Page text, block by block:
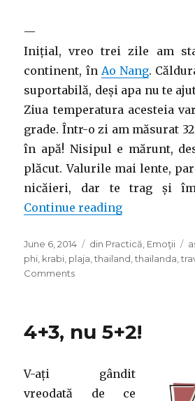
—
Inițial, vreo trei zile am
continent, în Ao Nang.
suportabilă, deși apa nu te
Ziua temperatura acesteia
grade. Într-o zi am măsurat
în apă! Nisipul e mărunt,
plăcut. Valurile mai lente,
nicăieri, dar te trag și
Continue reading“Thailanda –
Posted
on
June 6, 2014 Categories
din Practică Emoţii
phi krabi plaja ,thailand ,thailanda ,
Commentson
3
4+3, nu 5+2!
V-ați gândit
vreodată de ce